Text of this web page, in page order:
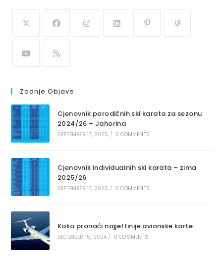
Zadnje Objave
Cjenovnik porodičnih ski karata za sezonu
2024/26 – Jahorina
SEPTEMBER 17, 2025 / 0 COMMENTS
Cjenovnik individualnih ski karata – zima
2025/26
SEPTEMBER 17, 2025 / 0 COMMENTS
Kako pronaći najjeftinije avionske karte
DECEMBER 15, 2024 / 0 COMMENTS